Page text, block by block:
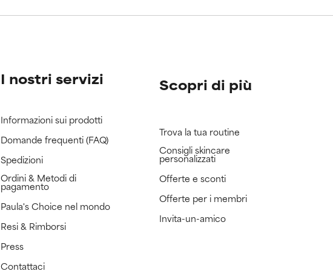
I nostri servizi
Informazioni sui prodotti
Domande frequenti (FAQ)
Spedizioni
Ordini & Metodi di
pagamento
Paula's Choice nel mondo
Resi & Rimborsi
Press
Contattaci
Scopri di più
Trova la tua routine
Consigli skincare
personalizzati
Offerte e sconti
Offerte per i membri
Invita-un-amico